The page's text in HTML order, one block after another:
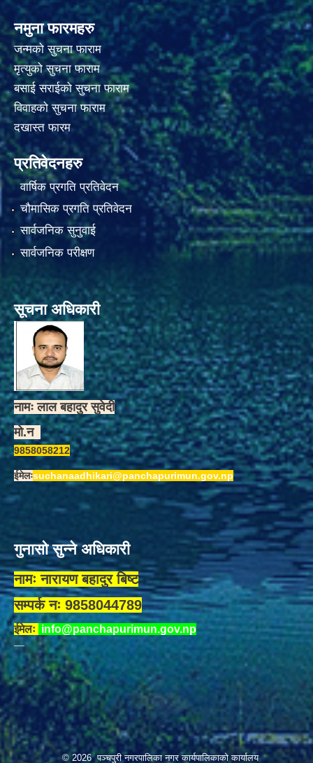
नमुना फारमहरु
जन्मको सुचना फाराम
मृत्युको सुचना फाराम
बसाई सराईको सुचना फाराम
विवाहको सुचना फाराम
दखास्त फारम
प्रतिवेदनहरु
वार्षिक प्रगति प्रतिवेदन
चौमासिक प्रगति प्रतिवेदन
सार्वजनिक सुनुवाई
सार्वजनिक परीक्षण
सूचना अधिकारी
नामः लाल बहादुर सुवेदी
मो.न
9858058212
ईमेलःsuchanaadhikari@panchapurimun.gov.np
गुनासो सुन्ने अधिकारी
नामः नारायण बहादुर बिष्ट
सम्पर्क नः 9858044789
ईमेलः info@panchapurimun.gov.np
© 2026 पञ्चपुरी नगरपालिका नगर कार्यपालिकाको कार्यालय